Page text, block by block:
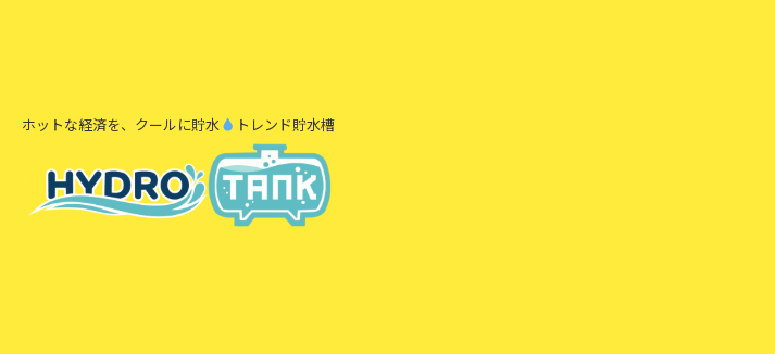
ホットな経済を、クールに貯水 トレンド貯水槽